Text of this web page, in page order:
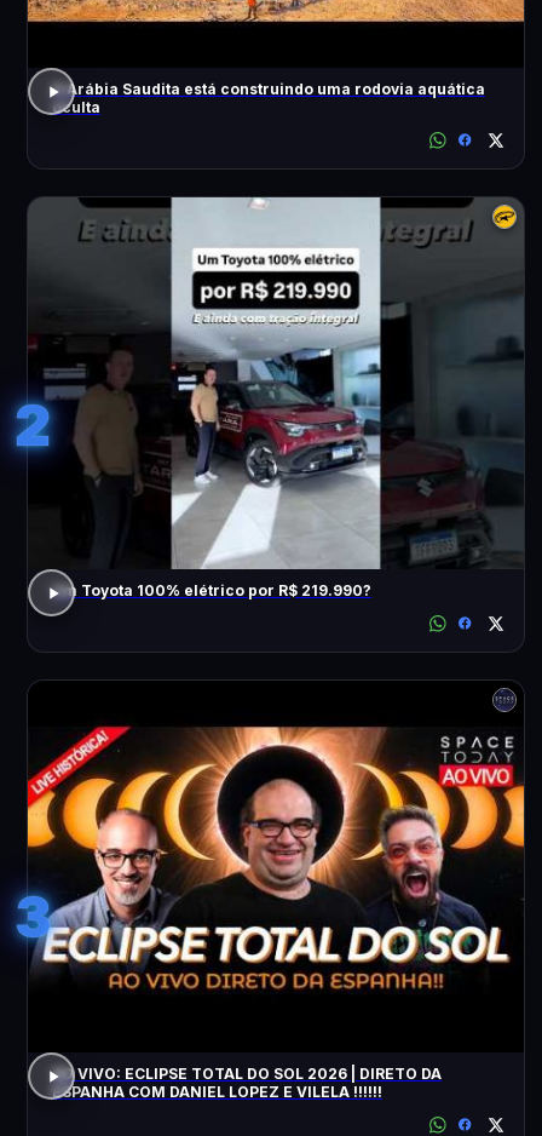
A Arábia Saudita está construindo uma rodovia aquática
oculta
2
Um Toyota 100% elétrico por R$ 219.990?
3
AO VIVO: ECLIPSE TOTAL DO SOL 2026 | DIRETO DA
ESPANHA COM DANIEL LOPEZ E VILELA !!!!!!